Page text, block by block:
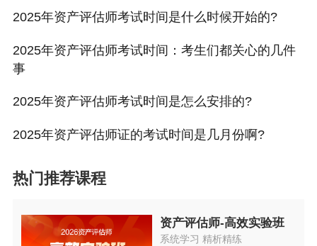
答：若已过期，请咨询当地主管单位，看是否支
准考证需要盖章吗？
答：不需要盖章，凭准考证和身份证即可入场考
会计网校提供的以上信息仅供参考，如有异议，
2025年资产评估师考试时间是什么时候开始的?
2025年资产评估师考试时间：考生们都关心的几件
事
2025年资产评估师考试时间是怎么安排的?
2025年资产评估师证的考试时间是几月份啊?
热门推荐课程
资产评估师-高效实验班
系统学习 精析精练